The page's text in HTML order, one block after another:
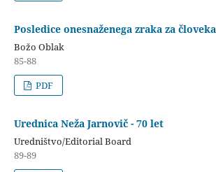
Posledice onesnaženega zraka za človeka
Božo Oblak
85-88
PDF
Urednica Neža Jarnovič - 70 let
Uredništvo/Editorial Board
89-89